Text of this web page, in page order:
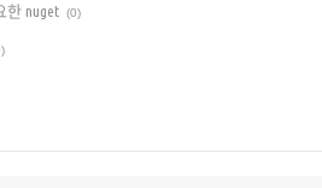
한 nuget (0)